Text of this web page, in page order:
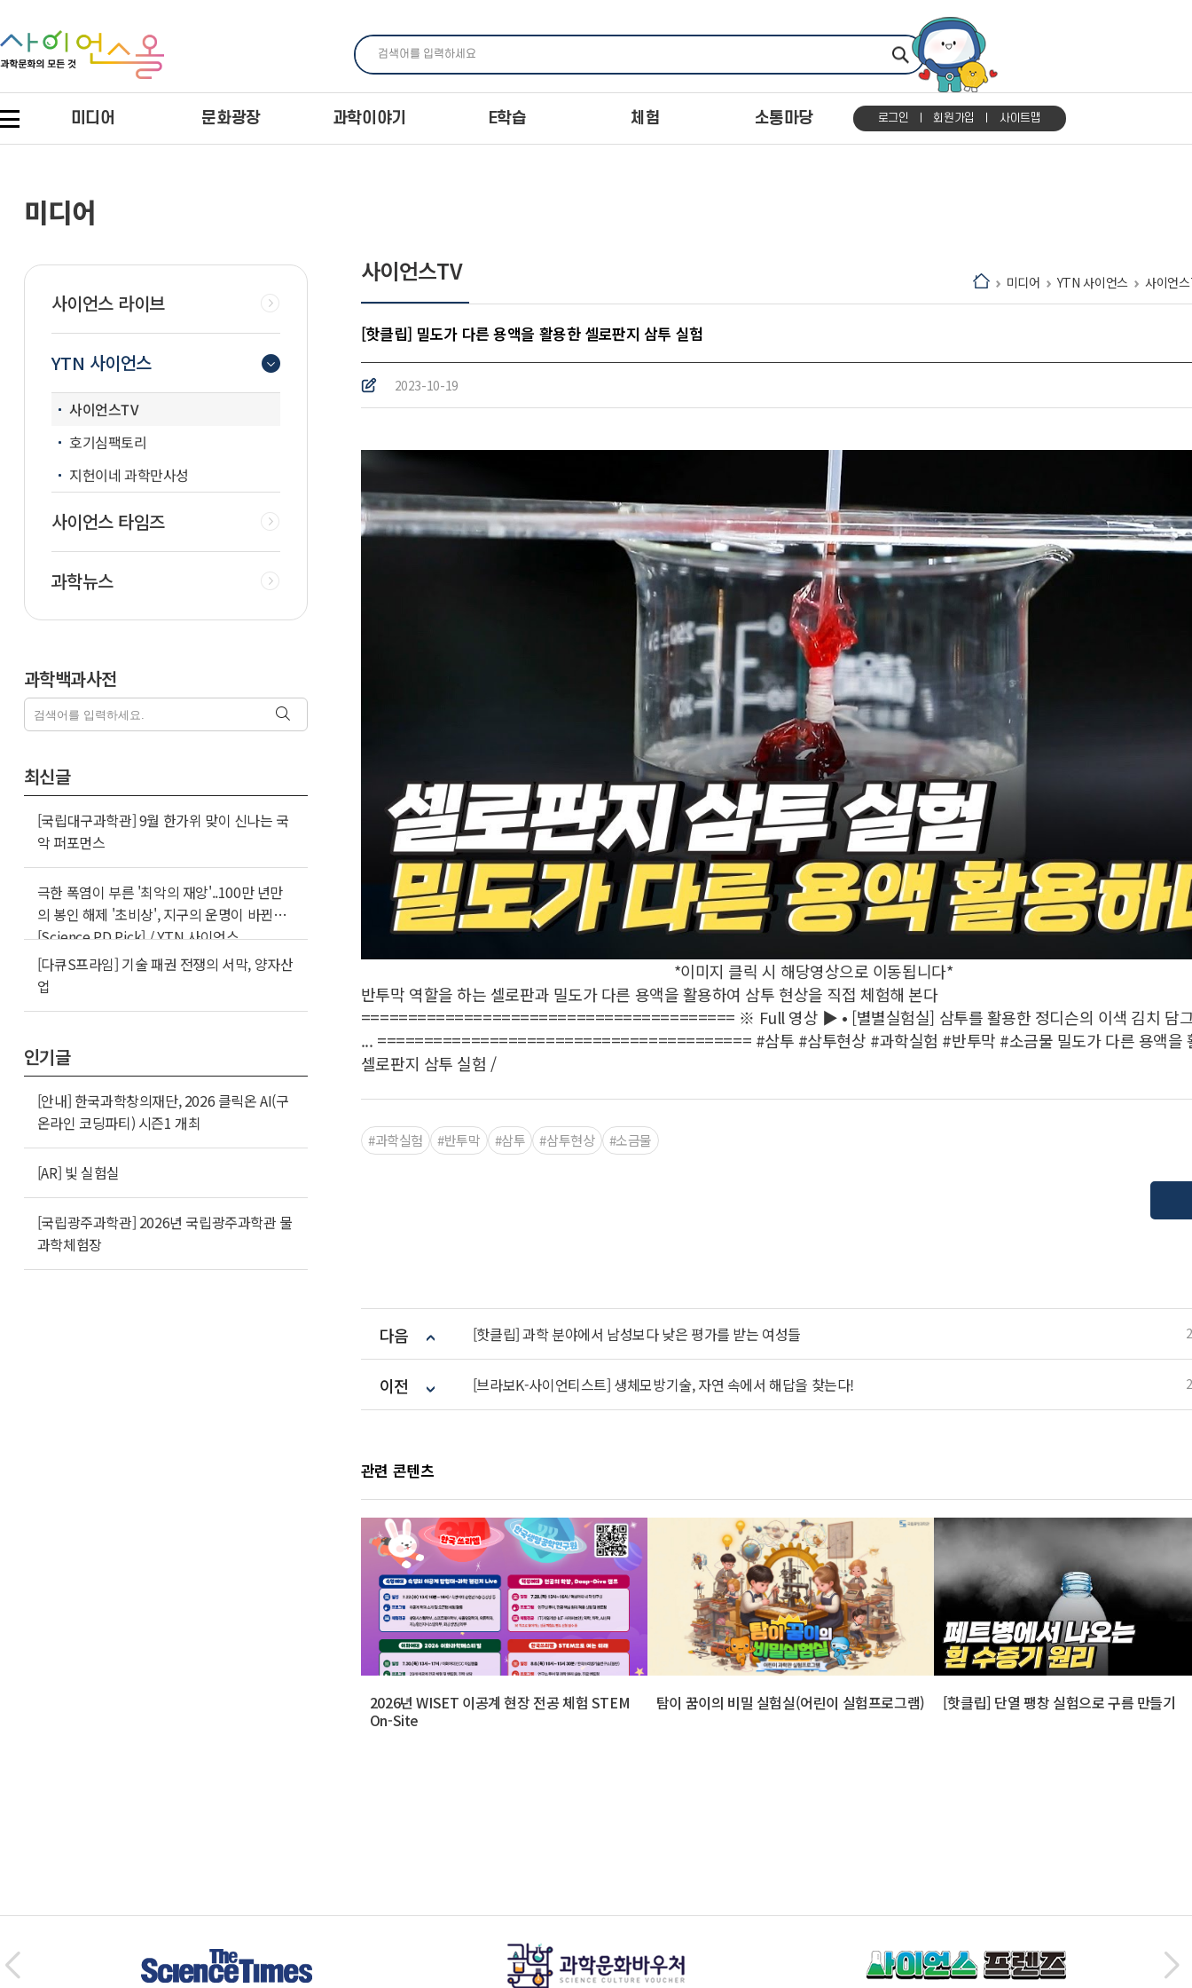
미디어 문화광장 과학이야기 E학습 체험 소통마당 로그인 회원가입 사이트맵
사이언스TV 미디어 YTN 사이언스 사이언
미디어
사이언스 라이브
YTN 사이언스
사이언스TV
호기심팩토리
지헌이네 과학만사성
사이언스 타임즈
과학뉴스
과학백과사전
최신글
[국립대구과학관] 9월 한가위 맞이 신나는 국
악 퍼포먼스
극한 폭염이 부른 '최악의 재앙'..100만 년만
의 봉인 해제 '초비상', 지구의 운명이 바뀐다
[Science PD Pick] / YTN 사이언스
[다큐S프라임] 기술 패권 전쟁의 서막, 양자산
업
인기글
[안내] 한국과학창의재단, 2026 클릭온 AI(구
온라인 코딩파티) 시즌1 개최
[AR] 빛 실험실
[국립광주과학관] 2026년 국립광주과학관 물
과학체험장
[핫클립] 밀도가 다른 용액을 활용한 셀로판지 삼투 실험
2023-10-19
*이미지 클릭 시 해당영상으로 이동됩니다*
반투막 역할을 하는 셀로판과 밀도가 다른 용액을 활용하여 삼투 현상을 직접 체험해 본다
======================================== ※ Full 영상 ▶ • [별별실험실] 삼투를 활용한 정디슨의 이색 김치 담
... ======================================== #삼투 #삼투현상 #과학실험 #반투막 #소금물 밀도가 다른 용액을
셀로판지 삼투 실험 /
#과학실험 #반투막 #삼투 #삼투현상 #소금물
다음 [핫클립] 과학 분야에서 남성보다 낮은 평가를 받는 여성들
이전 [브라보K-사이언티스트] 생체모방기술, 자연 속에서 해답을 찾는다!
관련 콘텐츠
2026년 WISET 이공계 현장 전공 체험 STEM
On-Site
탐이 꿈이의 비밀 실험실(어린이 실험프로그램) [핫클립] 단열 팽창 실험으로 구름 만들기